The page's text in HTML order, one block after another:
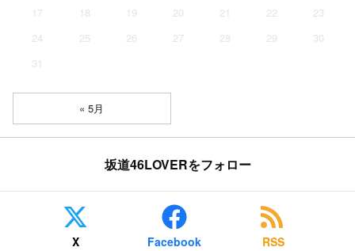
17
18 19 20 21 22
23
24
25 26 27 28 29
30
31
« 5月
坂道46LOVERをフォロー
X Facebook RSS